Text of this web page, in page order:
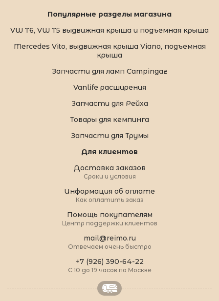
Популярные разделы магазина
VW T6, VW T5 выдвижная крыша и подъемная крыша
Mercedes Vito, выдвижная крыша Viano, подъемная
крыша
Запчасти для ламп Campingaz
Vanlife расширения
Запчасти для Рейха
Товары для кемпинга
Запчасти для Трумы
Для клиентов
Доставка заказов
Сроки и условия
Информация об оплате
Как оплатить заказ
Помощь покупателям
Центр поддержки клиентов
mail@reimo.ru
Отвечаем очень быстро
+7 (926) 390-64-22
С 10 до 19 часов по Москве